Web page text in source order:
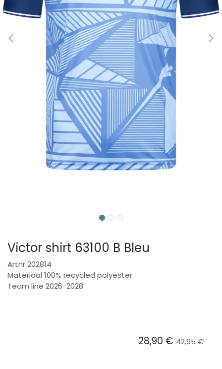
Victor shirt 63100 B Bleu
Artnr 202814
Materiaal 100% recycled polyester
Team line 2026-2028
28,90 € 42,95€